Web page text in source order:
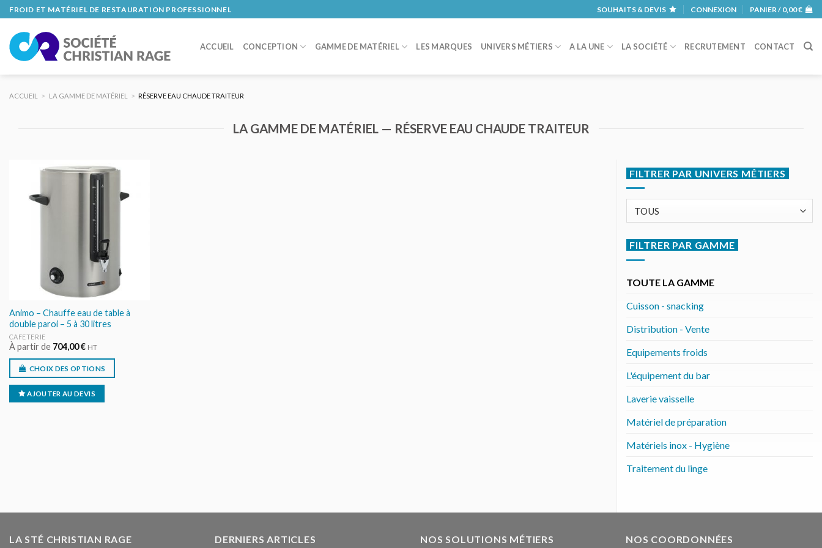
Skip
to
content
FROID ET MATÉRIEL DE RESTAURATION PROFESSIONNEL SOUHAITS & DEVIS CONNEXION PANIER / 0,00€
ACCUEIL CONCEPTION GAMME DE MATÉRIEL LES MARQUES UNIVERS MÉTIERS A LA UNE LA SOCIÉTÉ RECRUTEMENT CONTACT
ACCUEIL > LA GAMME DE MATÉRIEL > RÉSERVE EAU CHAUDE TRAITEUR
LA GAMME DE MATÉRIEL — RÉSERVE EAU CHAUDE TRAITEUR
AJOUTER
AU DEVIS
Animo – Chauffe eau de table à
double paroi – 5 à 30 litres
CAFETERIE
À partir de 704,00€ HT
CHOIX DES OPTIONS
AJOUTER AU DEVIS
FILTRER PAR UNIVERS MÉTIERS
FILTRER PAR GAMME
TOUTE LA GAMME
Cuisson - snacking
Distribution - Vente
Equipements froids
L'équipement du bar
Laverie vaisselle
Matériel de préparation
Matériels inox - Hygiène
Traitement du linge
LA STÉ CHRISTIAN RAGE DERNIERS ARTICLES NOS SOLUTIONS MÉTIERS NOS COORDONNÉES